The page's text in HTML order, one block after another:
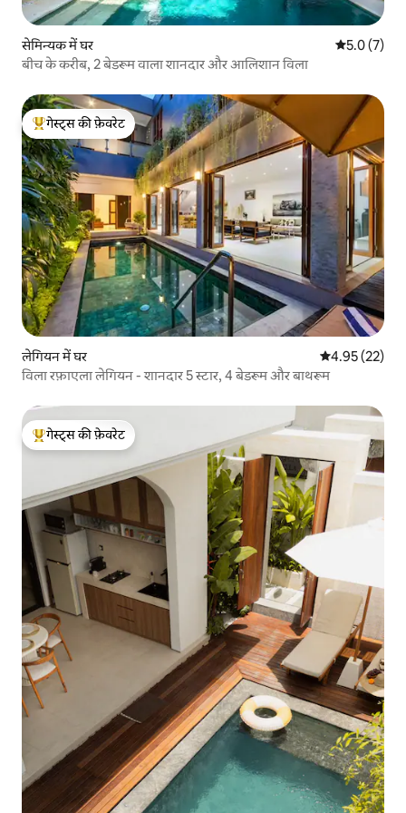
सेमिन्यक में घर औसत रेटिंग 5
5.0 (7)
बीच के करीब, 2 बेडरूम वाला शानदार और आलिशान विला
गेस्ट्स का टॉप फ़ेवरेट
गेस्ट्स की फ़ेवरेट
लेगियन में घर औसत रेटिंग 5 में
4.95 (22)
विला रफ़ाएला लेगियन - शानदार 5 स्टार, 4 बेडरूम और बाथरूम
गेस्ट्स का टॉप फ़ेवरेट
गेस्ट्स की फ़ेवरेट